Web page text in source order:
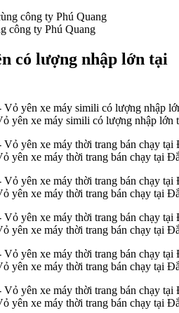
công ty Phú Quang
có lượng nhập lớn tại
yên xe máy simili có lượng nhập lớn
yên xe máy thời trang bán chạy tại
yên xe máy thời trang bán chạy tại
yên xe máy thời trang bán chạy tại
yên xe máy thời trang bán chạy tại
yên xe máy thời trang bán chạy tại